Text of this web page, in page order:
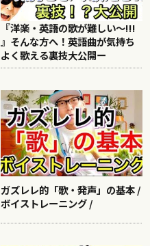
『洋楽・英語の歌が難しい〜!!!
』そんな方へ！英語曲が気持ち
よく歌える裏技大公開ー
ガズレレ的「歌・発声」の基本 /
ボイストレーニング /